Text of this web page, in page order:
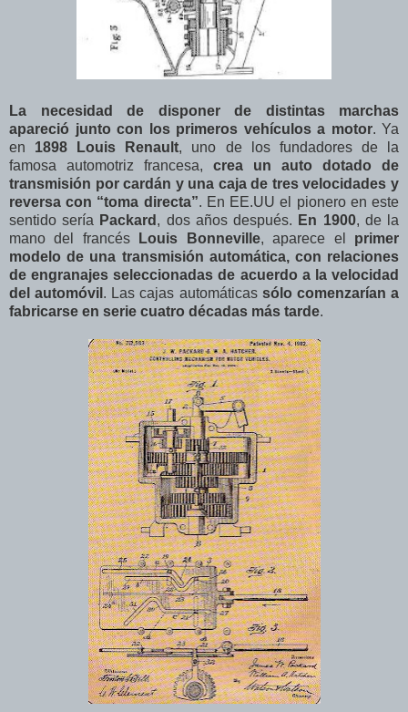
La necesidad de disponer de distintas marchas
apareció junto con los primeros vehículos a motor. Ya
en 1898 Louis Renault, uno de los fundadores de la
famosa automotriz francesa, crea un auto dotado de
transmisión por cardán y una caja de tres velocidades y
reversa con “toma directa”. En EE.UU el pionero en este
sentido sería Packard , dos años después. En 1900, de la
mano del francés
Louis Bonneville, aparece el primer
modelo de una transmisión automática, con relaciones
de engranajes seleccionadas de acuerdo a la velocidad
del automóvil . Las cajas automáticas sólo comenzarían a
fabricarse en serie cuatro décadas más tarde.